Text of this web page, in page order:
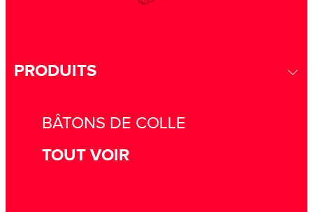
PRODUITS
BÂTONS DE COLLE
TOUT VOIR